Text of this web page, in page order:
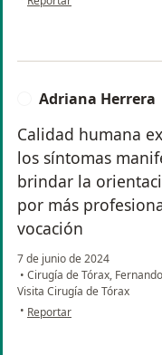
Adriana Herrera
Calidad humana
los síntomas
brindar la
por más
vocación
7 de junio de 2024
• Cirugía de Tórax,
Visita Cirugía de Tórax
• en opinión del usuario
Reportar